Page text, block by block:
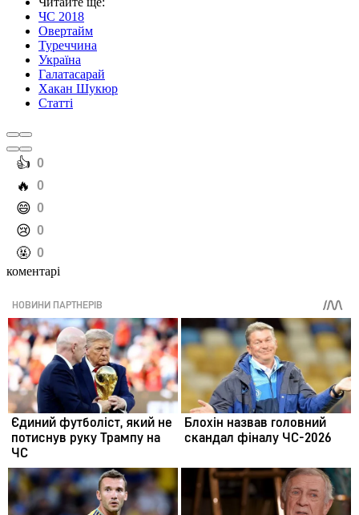
ЧС 2018
Овертайм
Туреччина
Україна
Галатасарай
Хакан Шукюр
Статті
️👍 0
️🔥 0
️😄 0
️😢 0
️🤬 0
коментарі